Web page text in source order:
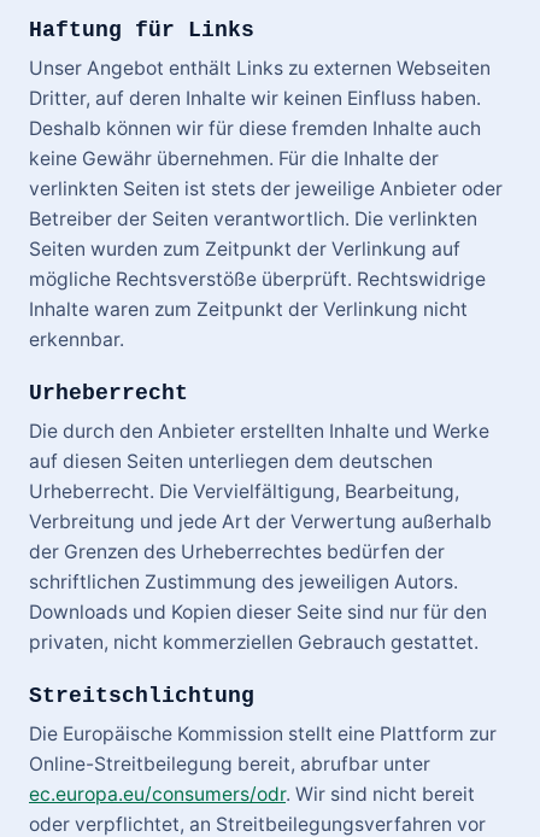
Haftung für Links
Unser Angebot enthält Links zu externen Webseiten
Dritter, auf deren Inhalte wir keinen Einfluss haben.
Deshalb können wir für diese fremden Inhalte auch
keine Gewähr übernehmen. Für die Inhalte der
verlinkten Seiten ist stets der jeweilige Anbieter oder
Betreiber der Seiten verantwortlich. Die verlinkten
Seiten wurden zum Zeitpunkt der Verlinkung auf
mögliche Rechtsverstöße überprüft. Rechtswidrige
Inhalte waren zum Zeitpunkt der Verlinkung nicht
erkennbar.
Urheberrecht
Die durch den Anbieter erstellten Inhalte und Werke
auf diesen Seiten unterliegen dem deutschen
Urheberrecht. Die Vervielfältigung, Bearbeitung,
Verbreitung und jede Art der Verwertung außerhalb
der Grenzen des Urheberrechtes bedürfen der
schriftlichen Zustimmung des jeweiligen Autors.
Downloads und Kopien dieser Seite sind nur für den
privaten, nicht kommerziellen Gebrauch gestattet.
Streitschlichtung
Die Europäische Kommission stellt eine Plattform zur
Online-Streitbeilegung bereit, abrufbar unter
ec.europa.eu/consumers/odr. Wir sind nicht bereit
oder verpflichtet, an Streitbeilegungsverfahren vor